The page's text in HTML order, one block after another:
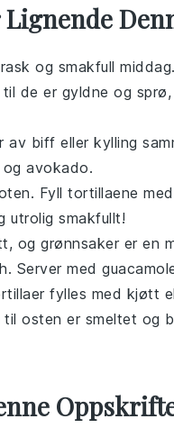
og smakfull
de er gyldne og
av biff eller kylling
og avokado.
Fyll tortillaene med
utrolig smakfullt!
, og grønnsaker er en
Server med
fylles med kjøtt
til osten er smeltet og